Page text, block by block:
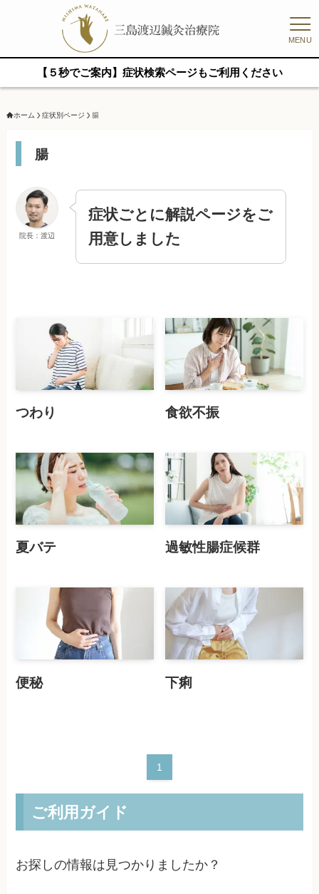
MENU
【５秒でご案内】症状検索ページもご利用ください
ホーム 症状別ページ 腸
腸
院長：渡辺
症状ごとに解説ページをご
用意しました
つわり 食欲不振
夏バテ 過敏性腸症候群
便秘 下痢
1
ご利用ガイド
お探しの情報は見つかりましたか？